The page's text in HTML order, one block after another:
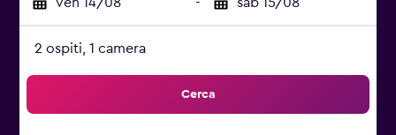
2 ospiti, 1 camera
Cerca